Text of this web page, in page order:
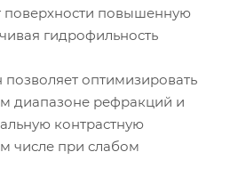
поверхности повышенную
гидрофильность
оптимизировать
диапазоне рефракций и
контрастную
числе при слабом